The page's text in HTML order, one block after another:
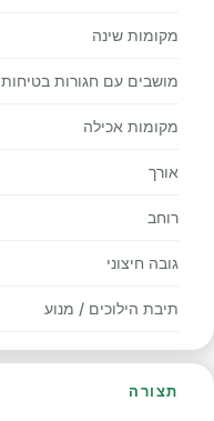
מקומות שינה
מושבים עם חגורות בטיחות
מקומות אכילה
אורך
רוחב
גובה חיצוני
תיבת הילוכים / מנוע
תצורה